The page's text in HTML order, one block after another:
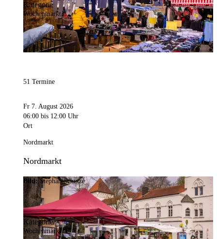
Kategorie
Wochenmarkt
51 Termine
Fr 7. August 2026
06:00 bis 12:00 Uhr
Ort
Nordmarkt
Nordmarkt
Bild:Stephan Schütze
Kategorie
Wochenmarkt